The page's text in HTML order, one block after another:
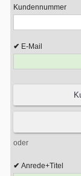
Kundennummer
E-Mail
oder
Anrede+Titel